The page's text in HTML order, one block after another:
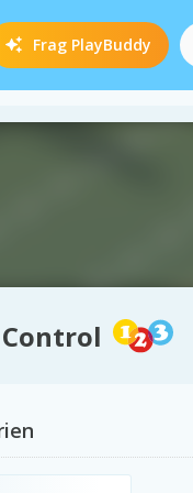
Frag PlayBuddy